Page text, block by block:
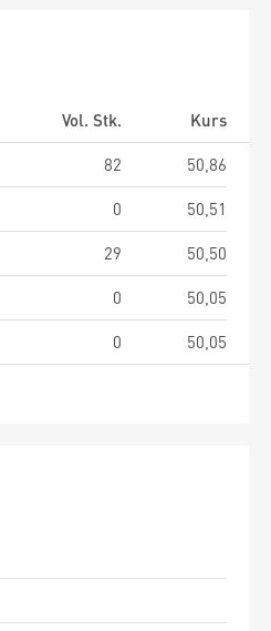
Vol. Stk.
Kurs
82
50,86
0
50,51
29
50,50
0
50,05
0 50,05